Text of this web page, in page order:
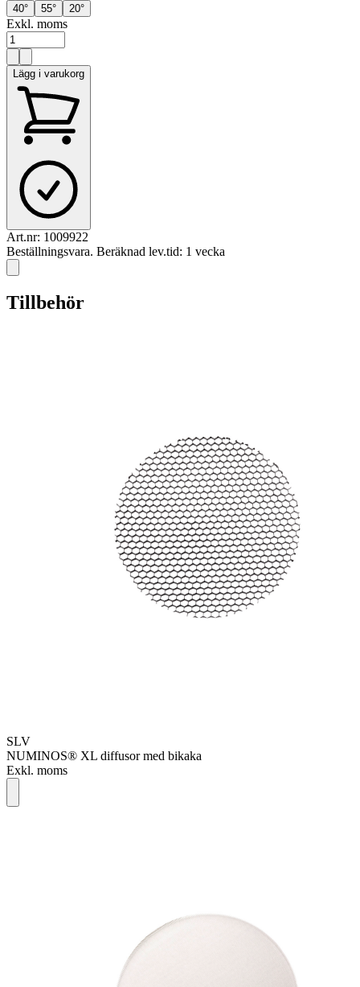
40° 55° 20°
Exkl. moms
Lägg i varukorg
Art.nr: 1009922
Beställningsvara. Beräknad lev.tid: 1 vecka
Tillbehör
SLV
NUMINOS® XL diffusor med bikaka
Exkl. moms